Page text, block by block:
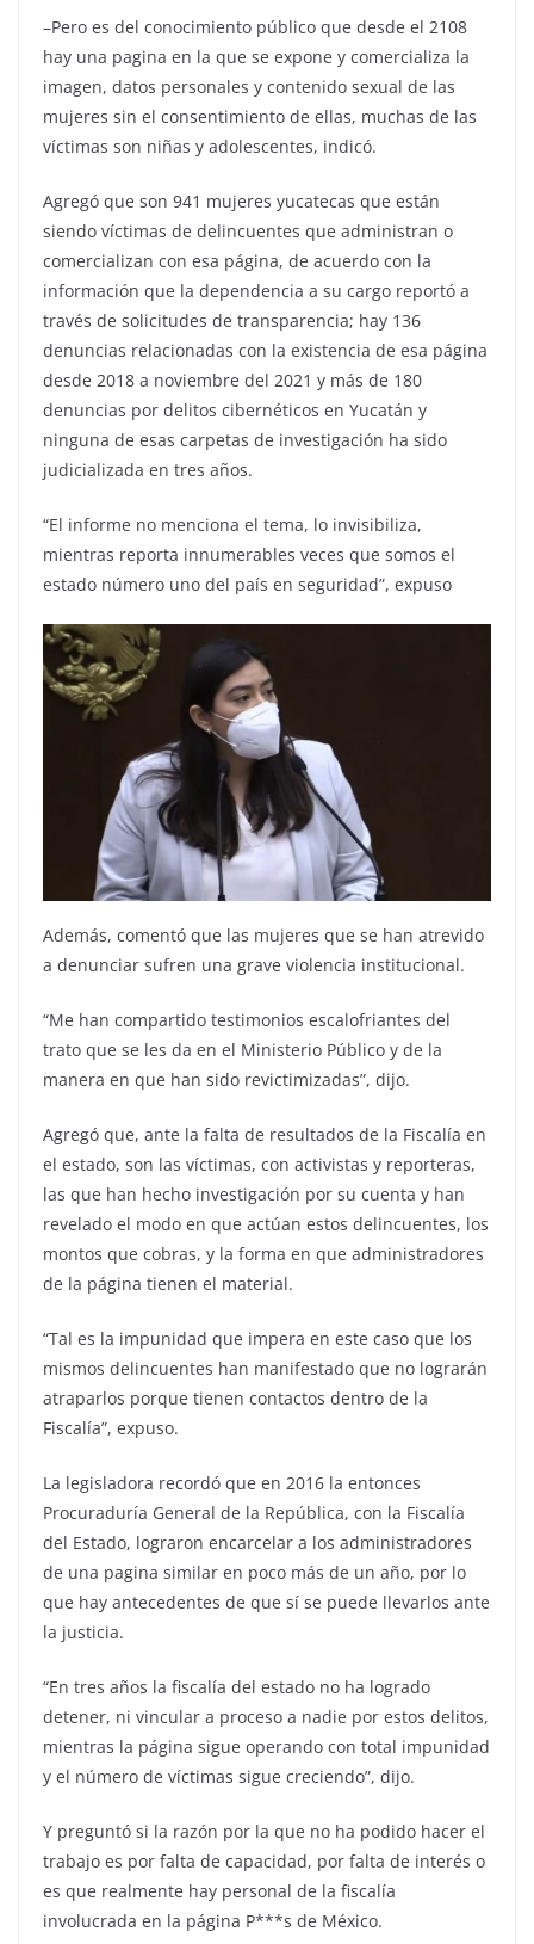
–Pero es del conocimiento público que desde el 2108
hay una pagina en la que se expone y comercializa la
imagen, datos personales y contenido sexual de las
mujeres sin el consentimiento de ellas, muchas de las
víctimas son niñas y adolescentes, indicó.
Agregó que son 941 mujeres yucatecas que están
siendo víctimas de delincuentes que administran o
comercializan con esa página, de acuerdo con la
información que la dependencia a su cargo reportó a
través de solicitudes de transparencia; hay 136
denuncias relacionadas con la existencia de esa página
desde 2018 a noviembre del 2021 y más de 180
denuncias por delitos cibernéticos en Yucatán y
ninguna de esas carpetas de investigación ha sido
judicializada en tres años.
“El informe no menciona el tema, lo invisibiliza,
mientras reporta innumerables veces que somos el
estado número uno del país en seguridad”, expuso
Además, comentó que las mujeres que se han atrevido
a denunciar sufren una grave violencia institucional.
“Me han compartido testimonios escalofriantes del
trato que se les da en el Ministerio Público y de la
manera en que han sido revictimizadas”, dijo.
Agregó que, ante la falta de resultados de la Fiscalía en
el estado, son las víctimas, con activistas y reporteras,
las que han hecho investigación por su cuenta y han
revelado el modo en que actúan estos delincuentes, los
montos que cobras, y la forma en que administradores
de la página tienen el material.
“Tal es la impunidad que impera en este caso que los
mismos delincuentes han manifestado que no lograrán
atraparlos porque tienen contactos dentro de la
Fiscalía”, expuso.
La legisladora recordó que en 2016 la entonces
Procuraduría General de la República, con la Fiscalía
del Estado, lograron encarcelar a los administradores
de una pagina similar en poco más de un año, por lo
que hay antecedentes de que sí se puede llevarlos ante
la justicia.
“En tres años la fiscalía del estado no ha logrado
detener, ni vincular a proceso a nadie por estos delitos,
mientras la página sigue operando con total impunidad
y el número de víctimas sigue creciendo”, dijo.
Y preguntó si la razón por la que no ha podido hacer el
trabajo es por falta de capacidad, por falta de interés o
es que realmente hay personal de la fiscalía
involucrada en la página P***s de México.